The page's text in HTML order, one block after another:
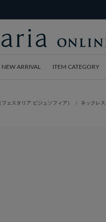
NEW ARRIVAL ITEM CATEGORY
ェスタリア ビジュソフィア） ネックレス